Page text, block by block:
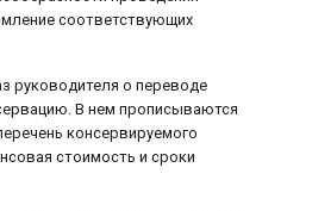
соответствующих
руководителя о переводе
В нем прописываются
консервируемого
стоимость и сроки